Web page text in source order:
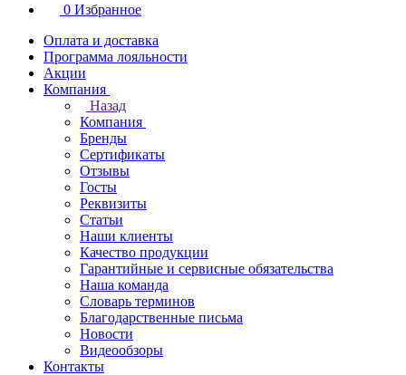
0 Избранное
Оплата и доставка
Программа лояльности
Акции
Компания
Назад
Компания
Бренды
Сертификаты
Отзывы
Госты
Реквизиты
Статьи
Наши клиенты
Качество продукции
Гарантийные и сервисные обязательства
Наша команда
Словарь терминов
Благодарственные письма
Новости
Видеообзоры
Контакты